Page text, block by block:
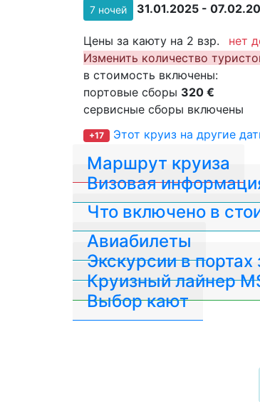
7 ночей 31.01.2025 -
Цены за каюту на 2 взр.
нет
Изменить количество
в стоимость включены:
портовые сборы 320 €
сервисные сборы включены
+17 Этот круиз на другие
Маршрут круиза
Визовая
Авиабилеты
Что включено в
Экскурсии в портах
Круизный лайнер
Выбор кают